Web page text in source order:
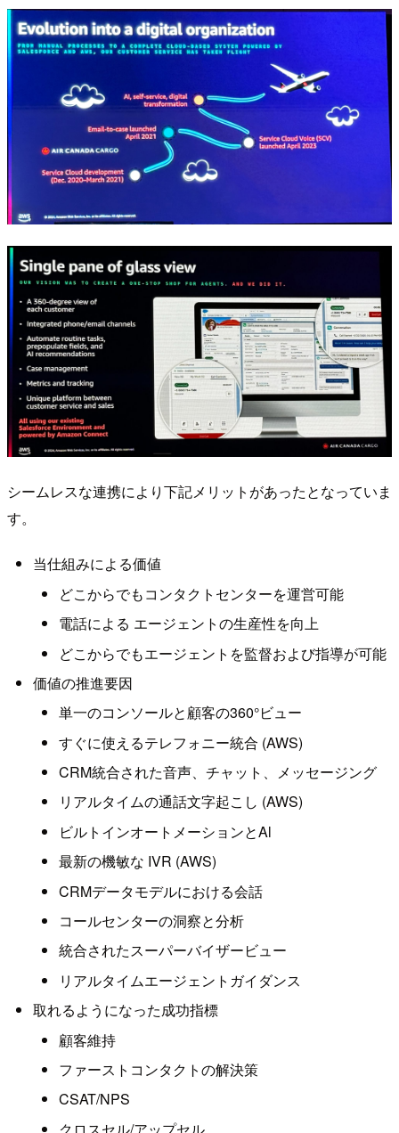
シームレスな連携により下記メリットがあったとなっていま
す。
当仕組みによる価値
どこからでもコンタクトセンターを運営可能
電話による エージェントの生産性を向上
どこからでもエージェントを監督および指導が可能
価値の推進要因
単一のコンソールと顧客の360°ビュー
すぐに使えるテレフォニー統合 (AWS)
CRM統合された音声、チャット、メッセージング
リアルタイムの通話文字起こし (AWS)
ビルトインオートメーションとAl
最新の機敏な IVR (AWS)
CRMデータモデルにおける会話
コールセンターの洞察と分析
統合されたスーパーバイザービュー
リアルタイムエージェントガイダンス
取れるようになった成功指標
顧客維持
ファーストコンタクトの解決策
CSAT/NPS
クロスセル/アップセル